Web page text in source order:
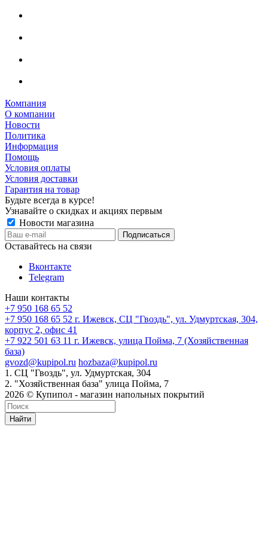
Компания
О компании
Новости
Политика
Информация
Помощь
Условия оплаты
Условия доставки
Гарантия на товар
Будьте всегда в курсе!
Узнавайте о скидках и акциях первым
Новости магазина
Оставайтесь на связи
Вконтакте
Telegram
Наши контакты
+7 950 168 65 52
+7 950 168 65 52 г. Ижевск, СЦ "Гвоздь", ул. Удмуртская, 304,
корпус 2, офис 41
+7 922 501 63 11 г. Ижевск, улица Пойма, 7 (Хозяйственная
база)
gvozd@kupipol.ru hozbaza@kupipol.ru
1. СЦ "Гвоздь", ул. Удмуртская, 304
2. "Хозяйственная база" улица Пойма, 7
2026 © Купипол - магазин напольных покрытий
Найти